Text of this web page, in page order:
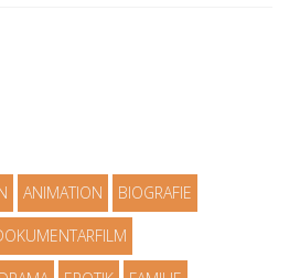
ANIMATION BIOGRAFIE